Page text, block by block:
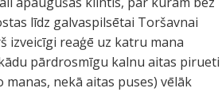
līdz galvaspilsētai Toršavnai
izveicīgi reaģē uz katru mana
pārdrosmīgu kalnu aitas pirueti
manas, nekā aitas puses) vēlāk